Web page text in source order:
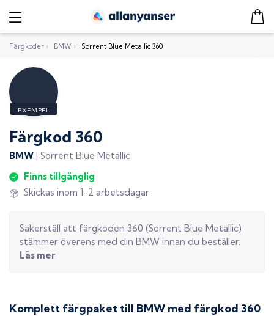
Färgkoder › BMW › Sorrent Blue Metallic 360
Färgkod 360
BMW | Sorrent Blue Metallic
Finns tillgänglig
Skickas inom 1-2 arbetsdagar
Säkerställ att färgkoden 360 (Sorrent Blue Metallic)
stämmer överens med din BMW innan du beställer.
Läs mer
Komplett färgpaket till BMW med färgkod 360